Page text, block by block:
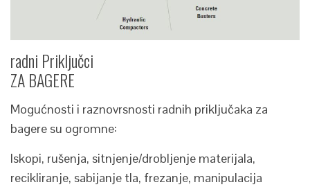
radni Priključci
ZA BAGERE
Mogućnosti i raznovrsnosti radnih priključaka za
bagere su ogromne:
Iskopi, rušenja, sitnjenje/drobljenje materijala,
recikliranje, sabijanje tla, frezanje, manipulacija